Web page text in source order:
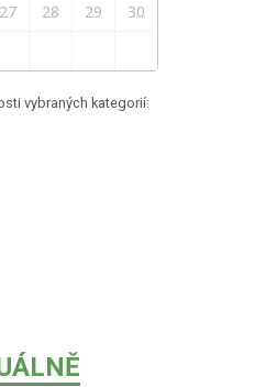
27 28 29
30
vybraných kategorií: